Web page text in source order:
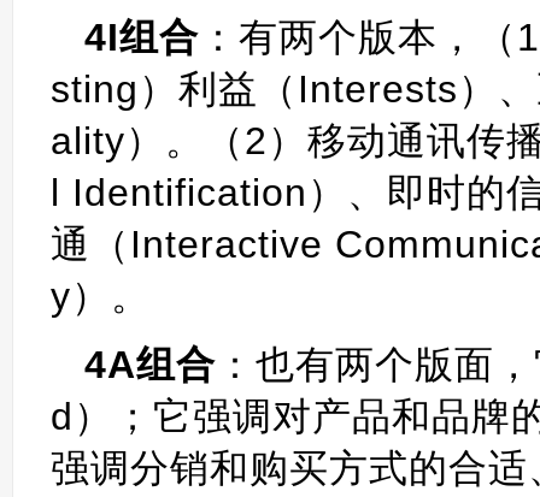
4I组合：有两个版本，（
sting）利益（Interests）
ality）。（2）移动通讯传
l Identification）、即时的
通（Interactive
y）。
4A组合：也有两个版面
d）；它强调对产品和品牌
强调分销和购买方式的合